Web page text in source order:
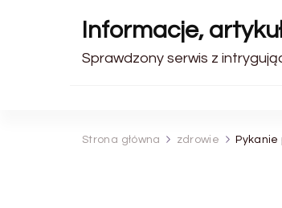
Informacje,
Sprawdzony serwis z
Strona główna zdrowie